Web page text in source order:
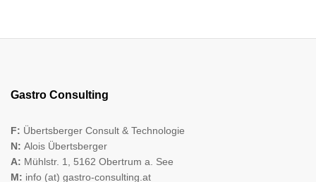
Gastro Consulting
F: Übertsberger Consult & Technologie
N: Alois Übertsberger
A: Mühlstr. 1, 5162 Obertrum a. See
M: info (at) gastro-consulting.at